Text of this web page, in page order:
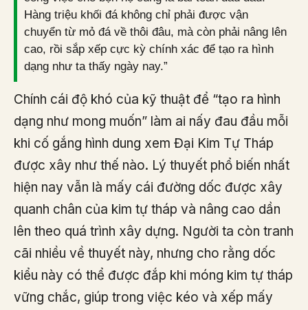
Hàng triệu khối đá không chỉ phải được vận
chuyển từ mỏ đá về thôi đâu, mà còn phải nâng lên
cao, rồi sắp xếp cực kỳ chính xác để tạo ra hình
dạng như ta thấy ngày nay.”
Chính cái độ khó của kỹ thuật để “tạo ra hình
dạng như mong muốn” làm ai nấy đau đầu mỗi
khi cố gắng hình dung xem Đại Kim Tự Tháp
được xây như thế nào. Lý thuyết phổ biến nhất
hiện nay vẫn là mấy cái đường dốc được xây
quanh chân của kim tự tháp và nâng cao dần
lên theo quá trình xây dựng. Người ta còn tranh
cãi nhiều về thuyết này, nhưng cho rằng dốc
kiểu này có thể được đắp khi móng kim tự tháp
vững chắc, giúp trong việc kéo và xếp mấy